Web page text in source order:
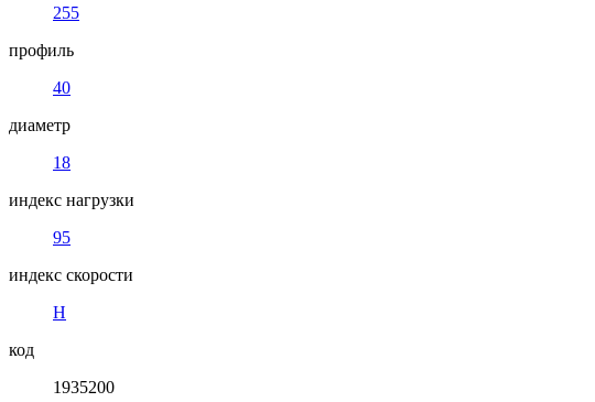
255
профиль
40
диаметр
18
индекс нагрузки
95
индекс скорости
H
код
1935200